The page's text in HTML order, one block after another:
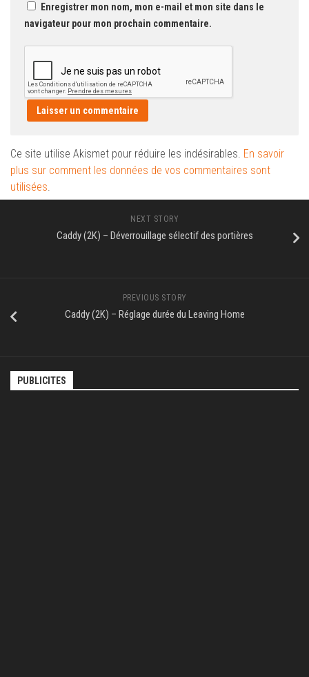
Enregistrer mon nom, mon e-mail et mon site dans le
navigateur pour mon prochain commentaire.
Ce site utilise Akismet pour réduire les indésirables. En savoir
plus sur comment les données de vos commentaires sont
utilisées.
NEXT STORY
Caddy (2K) – Déverrouillage sélectif des portières
PREVIOUS STORY
Caddy (2K) – Réglage durée du Leaving Home
PUBLICITES